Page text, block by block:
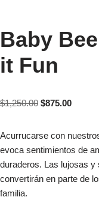
Baby
it Fun
$1,250.00 $875.00
Acurrucarse con
evoca sentimientos de
duraderos. Las lujosas
convertirán en parte de
familia.